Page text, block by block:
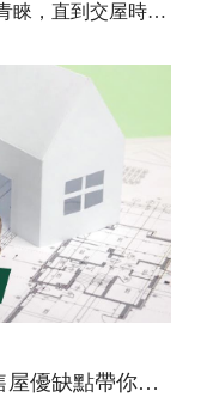
睞，直到交屋時…
還在猶豫要不要買新屋嗎？預售屋優缺點帶你一次看，從這6大方向判斷！